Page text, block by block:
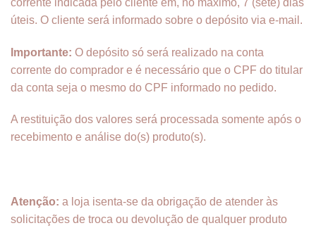
úteis. O cliente será informado sobre o depósito via e-mail.
Importante: O depósito só será realizado na conta
corrente do comprador e é necessário que o CPF do titular
da conta seja o mesmo do CPF informado no pedido.
A restituição dos valores será processada somente após o
recebimento e análise do(s) produto(s).
Atenção: a loja isenta-se da obrigação de atender às
solicitações de troca ou devolução de qualquer produto